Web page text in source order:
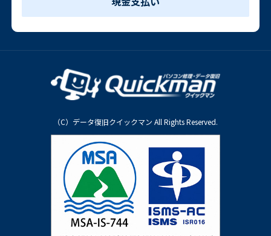
（C）データ復旧クイックマン All Rights Reserved.